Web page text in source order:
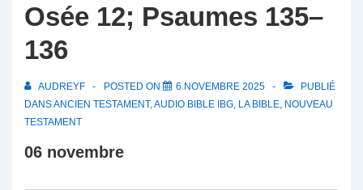
Osée 12; Psaumes 135–
136
AUDREYF POSTED ON 6 NOVEMBRE 2025
PUBLIÉ
DANSANCIEN TESTAMENT,AUDIO BIBLE IBG, LA BIBLE, NOUVEAU
TESTAMENT
06 novembre